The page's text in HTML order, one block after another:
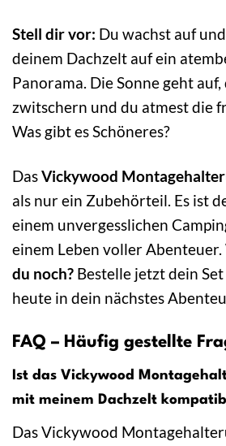
Stell dir vor: Du wachst auf
deinem Dachzelt auf ein
Panorama. Die Sonne geht auf,
zwitschern und du atmest die
Was gibt es Schöneres?
DasVickywood
als nur ein Zubehörteil. Es ist
einem unvergesslichen
einem Leben voller Abenteuer.
du noch? Bestelle jetzt dein
heute in dein nächstes
FAQ – Häufig gestellte
Ist das Vickywood
mit meinem Dachzelt
Das Vickywood